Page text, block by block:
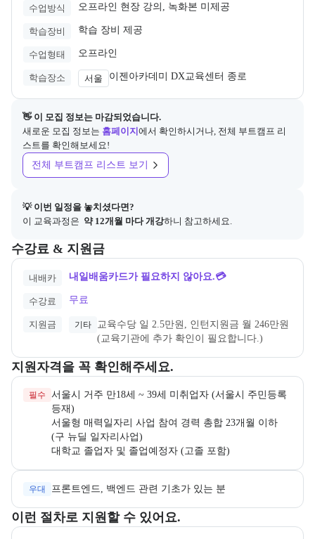
수업방식 오프라인 현장 강의, 녹화본 미제공
학습장비 학습 장비 제공
수업형태 오프라인
학습장소 서울 이젠아카데미 DX교육센터 종로
👋 이 모집 정보는 마감되었습니다.
새로운 모집 정보는 홈페이지 에서 확인하시거나, 전체 부트캠프 리
스트를 확인해보세요!
전체 부트캠프 리스트 보기
💡 이번 일정을 놓치셨다면?
이 교육과정은 약 12개월 마다 개강하니 참고하세요.
수강료 & 지원금
교육과정의 비용 및 결제 관련 정보를 안내한다. 필요 시 정부지원 과
내배카 내일배움카드가 필요하지 않아요.💳
수강료 무료
지원금 기타
교육수당 일 2.5만원, 인턴지원금 월 246만원
(교육기관에 추가 확인이 필요합니다.)
지원자격을 꼭 확인해주세요.
교육과정 지원 자격과 우대 사항을 각각 묶어서 안내한다.
필수
서울시 거주 만18세 ~ 39세 미취업자 (서울시 주민등록
서울형 매력일자리 사업 참여 경력 총합 23개월 이하
대학교 졸업자 및 졸업예정자 (고졸 포함)
우대 프론트엔드, 백엔드 관련 기초가 있는 분
이런 절차로 지원할 수 있어요.
교육과정 지원 절차와 참여 조건, 상세 참고사항을 안내한다.